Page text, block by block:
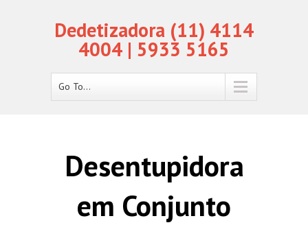
Dedetizadora (11) 4114
4004 | 5933 5165
Go To...
Desentupidora
em Conjunto